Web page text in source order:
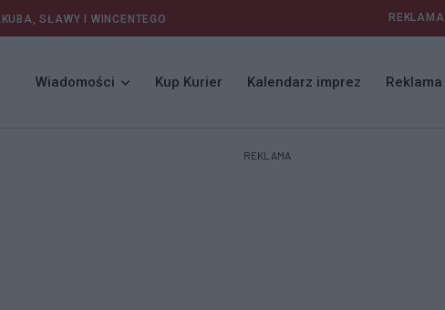
SŁAWY I WINCENTEGO REKLAMA
Wiadomości Kup Kurier Kalendarz imprez Reklama
REKLAMA